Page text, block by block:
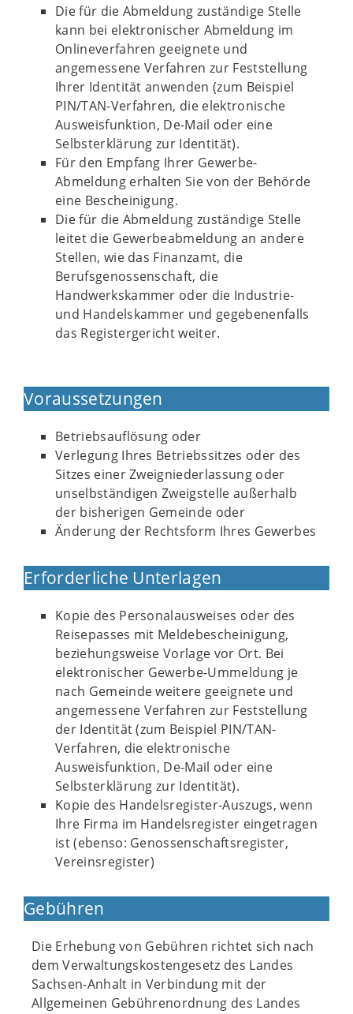
Die für die Abmeldung zuständige Stelle
kann bei elektronischer Abmeldung im
Onlineverfahren geeignete und
angemessene Verfahren zur Feststellung
Ihrer Identität anwenden (zum Beispiel
PIN/TAN-Verfahren, die elektronische
Ausweisfunktion, De-Mail oder eine
Selbsterklärung zur Identität).
Für den Empfang Ihrer Gewerbe-
Abmeldung erhalten Sie von der Behörde
eine Bescheinigung.
Die für die Abmeldung zuständige Stelle
leitet die Gewerbeabmeldung an andere
Stellen, wie das Finanzamt, die
Berufsgenossenschaft, die
Handwerkskammer oder die Industrie-
und Handelskammer und gegebenenfalls
das Registergericht weiter.
Voraussetzungen
Betriebsauflösung oder
Verlegung Ihres Betriebssitzes oder des
Sitzes einer Zweigniederlassung oder
unselbständigen Zweigstelle außerhalb
der bisherigen Gemeinde oder
Änderung der Rechtsform Ihres Gewerbes
Erforderliche Unterlagen
Kopie des Personalausweises oder des
Reisepasses mit Meldebescheinigung,
beziehungsweise Vorlage vor Ort. Bei
elektronischer Gewerbe-Ummeldung je
nach Gemeinde weitere geeignete und
angemessene Verfahren zur Feststellung
der Identität (zum Beispiel PIN/TAN-
Verfahren, die elektronische
Ausweisfunktion, De-Mail oder eine
Selbsterklärung zur Identität).
Kopie des Handelsregister-Auszugs, wenn
Ihre Firma im Handelsregister eingetragen
ist (ebenso: Genossenschaftsregister,
Vereinsregister)
Gebühren
Die Erhebung von Gebühren richtet sich nach
dem Verwaltungskostengesetz des Landes
Sachsen-Anhalt in Verbindung mit der
Allgemeinen Gebührenordnung des Landes